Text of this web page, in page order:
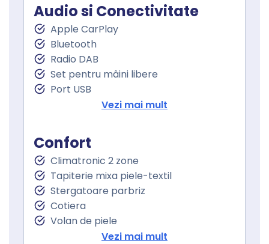
Audio si Conectivitate
Apple CarPlay
Bluetooth
Radio DAB
Set pentru mâini libere
Port USB
Sistem de navigare
Vezi mai mult
Confort
Climatronic 2 zone
Tapiterie mixa piele-textil
Stergatoare parbriz
Cotiera
Volan de piele
Volan cu comenziVezi mai mult